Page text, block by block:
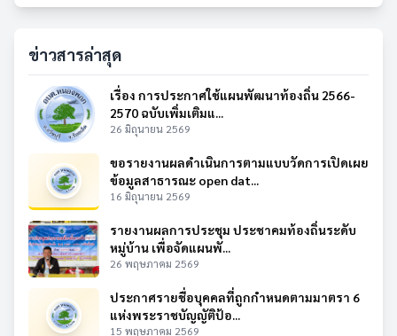
ข่าวสารล่าสุด
เรื่อง การประกาศใช้แผนพัฒนาท้องถิ่น 2566-
2570 ฉบับเพิ่มเติมแ...
26 มิถุนายน 2569
ขอรายงานผลดำเนินการตามแบบวัดการเปิดเผย
ข้อมูลสาธารณะ open dat...
16 มิถุนายน 2569
รายงานผลการประชุม ประชาคมท้องถิ่นระดับ
หมู่บ้าน เพื่อจัดแผนพั...
26 พฤษภาคม 2569
ประกาศรายชื่อบุคคลที่ถูกกำหนดตามมาตรา 6
แห่งพระราชบัญญัติป้อ...
15 พฤษภาคม 2569